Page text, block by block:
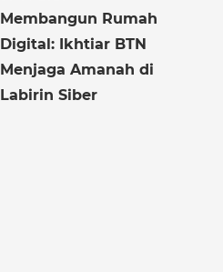
Membangun Rumah
Digital: Ikhtiar BTN
Menjaga Amanah di
Labirin Siber